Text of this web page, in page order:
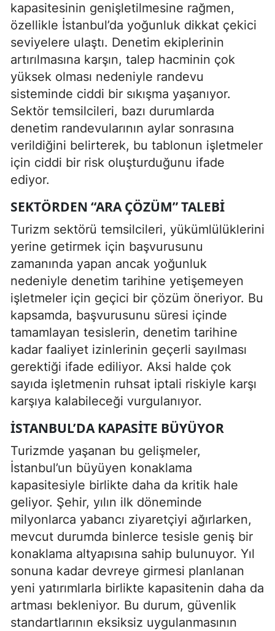
kapasitesinin genişletilmesine rağmen,
özellikle İstanbul’da yoğunluk dikkat çekici
seviyelere ulaştı. Denetim ekiplerinin
artırılmasına karşın, talep hacminin çok
yüksek olması nedeniyle randevu
sisteminde ciddi bir sıkışma yaşanıyor.
Sektör temsilcileri, bazı durumlarda
denetim randevularının aylar sonrasına
verildiğini belirterek, bu tablonun işletmeler
için ciddi bir risk oluşturduğunu ifade
ediyor.
SEKTÖRDEN “ARA ÇÖZÜM” TALEBI
Turizm sektörü temsilcileri, yükümlülüklerini
yerine getirmek için başvurusunu
zamanında yapan ancak yoğunluk
nedeniyle denetim tarihine yetişemeyen
işletmeler için geçici bir çözüm öneriyor. Bu
kapsamda, başvurusunu süresi içinde
tamamlayan tesislerin, denetim tarihine
kadar faaliyet izinlerinin geçerli sayılması
gerektiği ifade ediliyor. Aksi halde çok
sayıda işletmenin ruhsat iptali riskiyle karşı
karşıya kalabileceği vurgulanıyor.
İSTANBUL’DA KAPASITE BÜYÜYOR
Turizmde yaşanan bu gelişmeler,
İstanbul’un büyüyen konaklama
kapasitesiyle birlikte daha da kritik hale
geliyor. Şehir, yılın ilk döneminde
milyonlarca yabancı ziyaretçiyi ağırlarken,
mevcut durumda binlerce tesisle geniş bir
konaklama altyapısına sahip bulunuyor. Yıl
sonuna kadar devreye girmesi planlanan
yeni yatırımlarla birlikte kapasitenin daha da
artması bekleniyor. Bu durum, güvenlik
standartlarının eksiksiz uygulanmasının